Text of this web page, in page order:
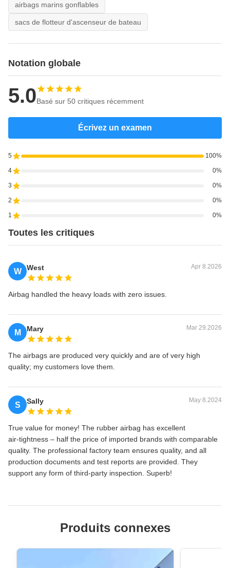
airbags marins gonflables
sacs de flotteur d'ascenseur de bateau
Notation globale
5.0Basé sur 50 critiques récemment
Écrivez un examen
5 100%
4 0%
3 0%
2 0%
1 0%
Toutes les critiques
W West Apr 8.2026
Airbag handled the heavy loads with zero issues.
M Mary Mar 29.2026
The airbags are produced very quickly and are of very high
quality; my customers love them.
S Sally May 8.2024
True value for money! The rubber airbag has excellent
air‑tightness – half the price of imported brands with comparable
quality. The professional factory team ensures quality, and all
production documents and test reports are provided. They
support any form of third‑party inspection. Superb!
Produits connexes